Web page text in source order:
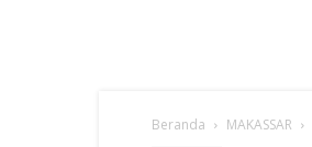
Beranda MAKASSAR